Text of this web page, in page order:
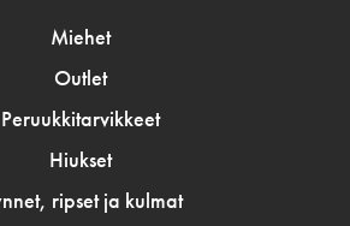
Miehet
Outlet
Peruukkitarvikkeet
Hiukset
ripset ja kulmat